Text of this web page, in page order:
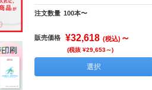
注文数量 100本〜
販売価格 ¥32,618 (税込) ～
(税抜 ¥29,653～)
選択